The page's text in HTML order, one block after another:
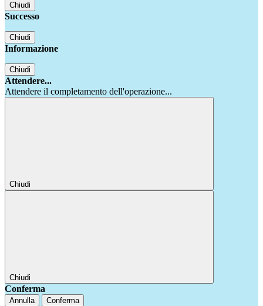
Chiudi
Successo
Chiudi
Informazione
Chiudi
Attendere...
Attendere il completamento dell'operazione...
Chiudi
Chiudi
Conferma
Annulla Conferma